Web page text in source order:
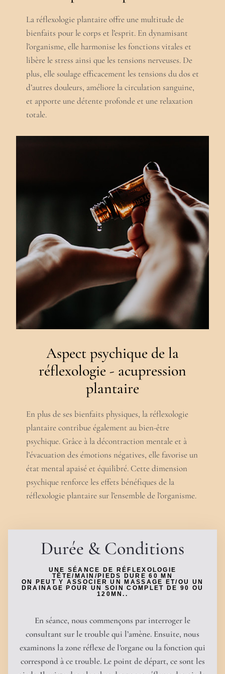
La réflexologie plantaire offre une multitude de
bienfaits pour le corps et l’esprit. En dynamisant
l’organisme, elle harmonise les fonctions vitales et
libère le stress ainsi que les tensions nerveuses. De
plus, elle soulage efficacement les tensions du dos et
d’autres douleurs, améliore la circulation sanguine,
et apporte une détente profonde et une relaxation
totale.
Aspect psychique de la
réflexologie - acupression
plantaire
En plus de ses bienfaits physiques, la réflexologie
plantaire contribue également au bien-être
psychique. Grâce à la décontraction mentale et à
l’évacuation des émotions négatives, elle favorise un
état mental apaisé et équilibré. Cette dimension
psychique renforce les effets bénéfiques de la
réflexologie plantaire sur l’ensemble de l’organisme.
Durée & Conditions
UNE SÉANCE DE RÉFLEXOLOGIE
TÊTE/MAIN/PIEDS DURE 60 MN
ON PEUT Y ASSOCIER UN MASSAGE ET/OU UN
DRAINAGE POUR UN SOIN COMPLET DE 90 OU
120MN..
​En séance, nous commençons par interroger le
consultant sur le trouble qui l’amène. Ensuite, nous
examinons la zone réflexe de l’organe ou la fonction qui
correspond à ce trouble. Le point de départ, ce sont les